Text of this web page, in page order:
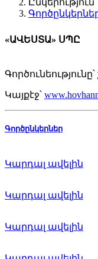
Ընկերություն
«ԱՎԵՍՏԱ» ՍՊԸ
Գործունեությունը՝
Կայքէջ՝
Գործընկերներ
Կարդալ ավելին
Կարդալ ավելին
Կարդալ ավելին